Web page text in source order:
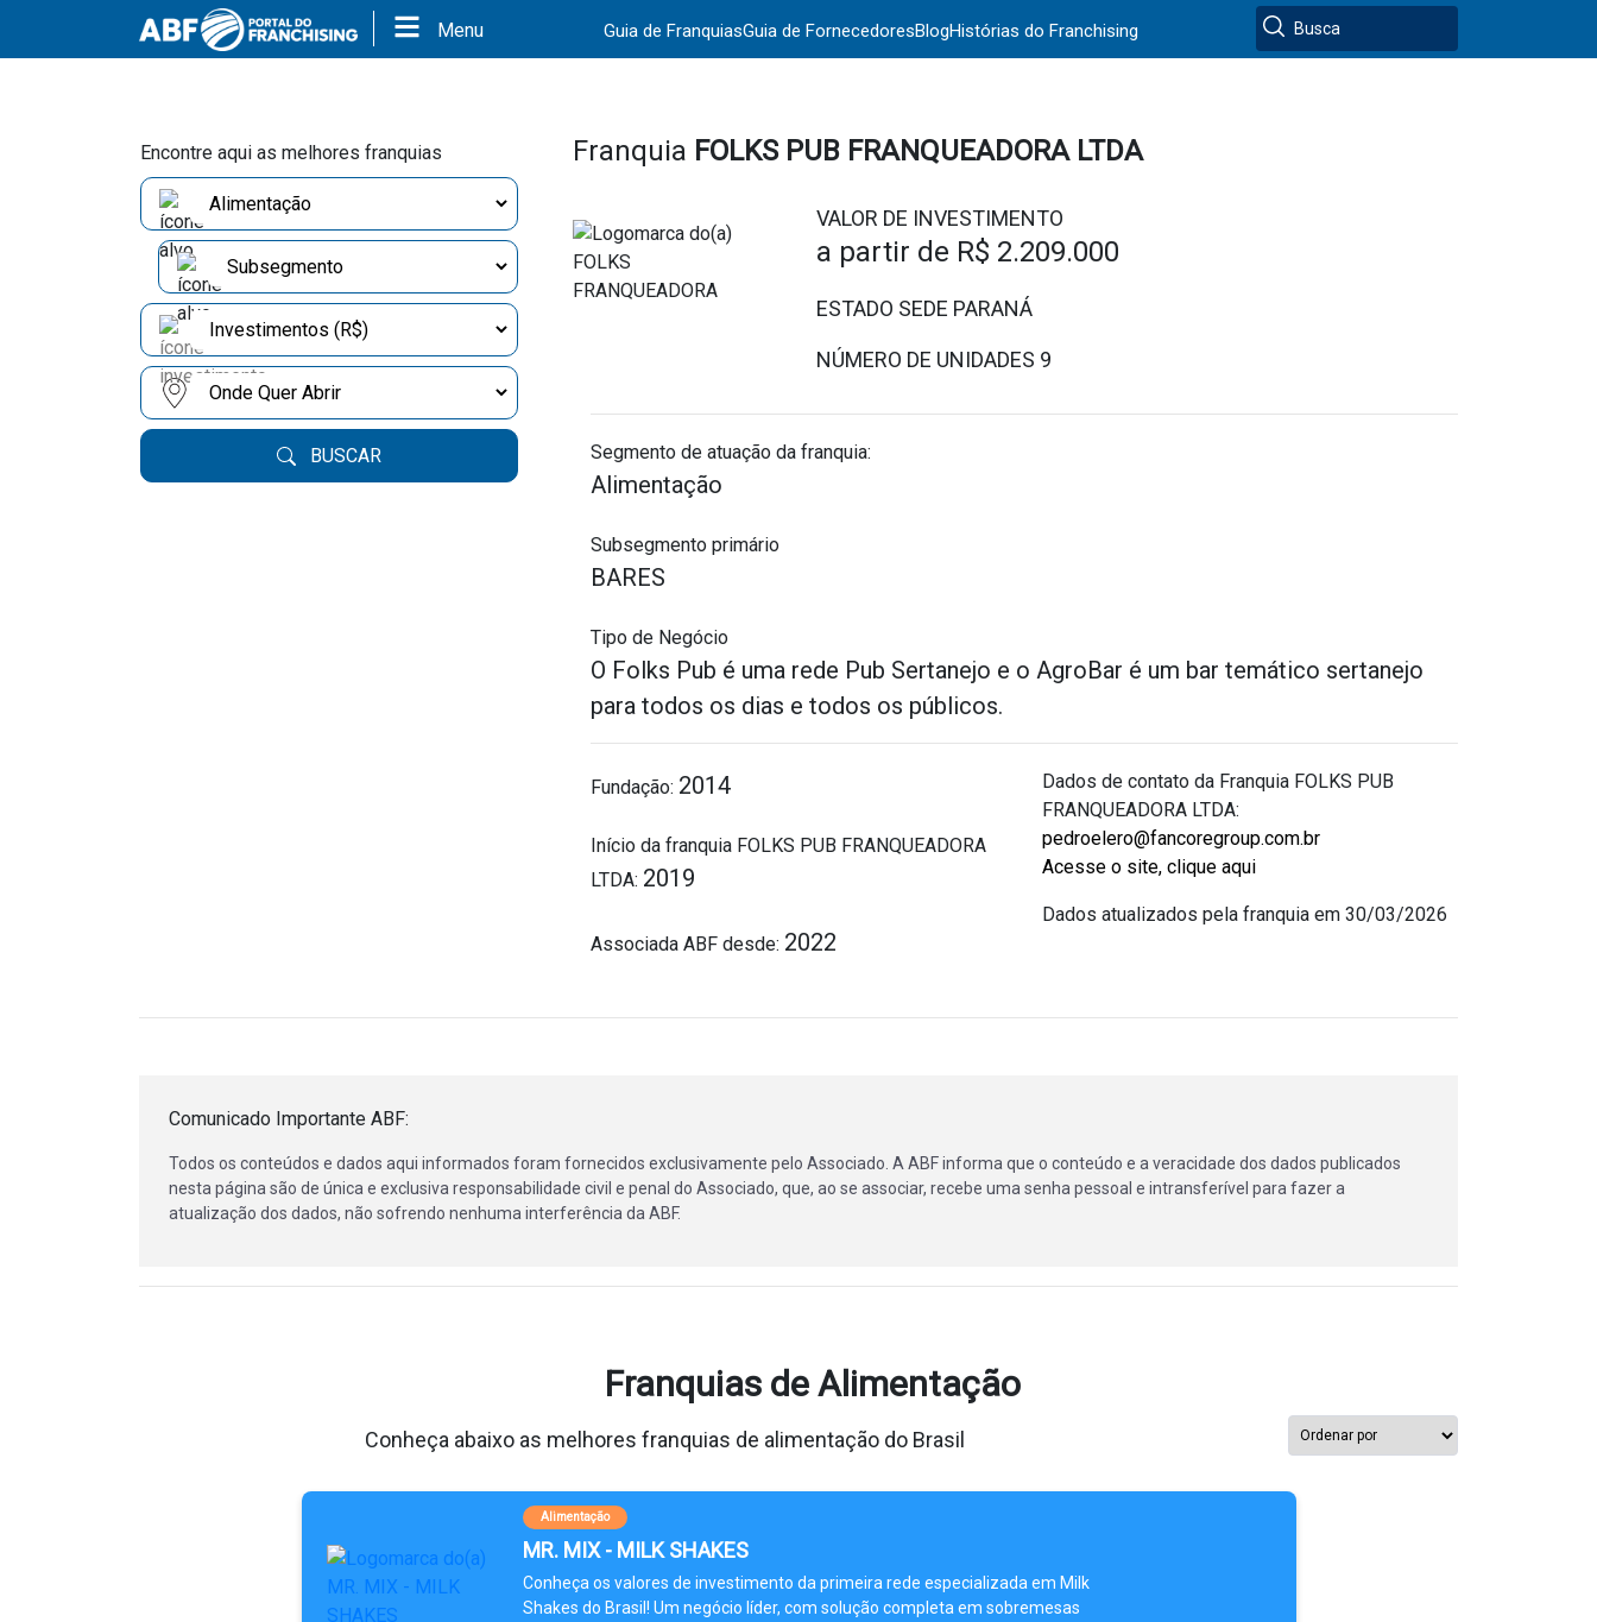
Menu Guia de FranquiasGuia de FornecedoresBlogHistórias do Franchising
Encontre aqui as melhores franquias
BUSCAR
Franquia FOLKS PUB FRANQUEADORA LTDA
VALOR DE INVESTIMENTO
a partir de R$ 2.209.000
ESTADO SEDE PARANÁ
NÚMERO DE UNIDADES 9
Segmento de atuação da franquia:
Alimentação
Subsegmento primário
BARES
Tipo de Negócio
O Folks Pub é uma rede Pub Sertanejo e o AgroBar é um bar temático sertanejo
para todos os dias e todos os públicos.
Fundação: 2014
Início da franquia FOLKS PUB FRANQUEADORA
LTDA: 2019
Associada ABF desde: 2022
Dados de contato da Franquia FOLKS PUB
FRANQUEADORA LTDA:
pedroelero@fancoregroup.com.br
Acesse o site, clique aqui
Dados atualizados pela franquia em 30/03/2026
Comunicado Importante ABF:
Todos os conteúdos e dados aqui informados foram fornecidos exclusivamente pelo Associado. A ABF informa que o conteúdo e a veracidade dos dados publicados
nesta página são de única e exclusiva responsabilidade civil e penal do Associado, que, ao se associar, recebe uma senha pessoal e intransferível para fazer a
atualização dos dados, não sofrendo nenhuma interferência da ABF.
Franquias de Alimentação
Conheça abaixo as melhores franquias de alimentação do Brasil
Alimentação
MR. MIX - MILK SHAKES
Conheça os valores de investimento da primeira rede especializada em Milk
Shakes do Brasil! Um negócio líder, com solução completa em sobremesas